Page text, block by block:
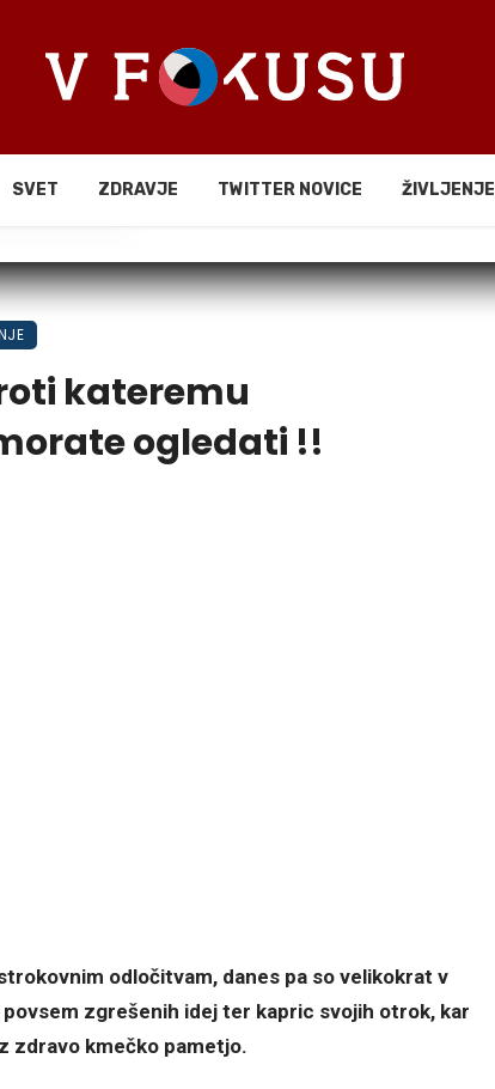
SVET ZDRAVJE TWITTER NOVICE ŽIVLJENJE
kateremu
ogledati !!
odločitvam, danes pa so velikokrat v
zgrešenih idej ter kapric svojih otrok, kar
zdravo kmečko pametjo.